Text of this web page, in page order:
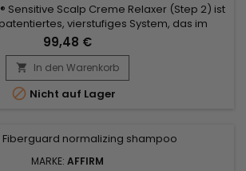
Sensitive Scalp Creme Relaxer (Step 2) ist
vierstufiges System, das im
Relaxern bis zu 40 % mehr Kraft
Die Formel enthält den exklusiven
Complex (FSC) von Avlon, der die Struktur
während des Relaxens stärkt.
99,48 €
 In den Warenkorb
 Nicht auf Lager
MARKE: AFFIRM